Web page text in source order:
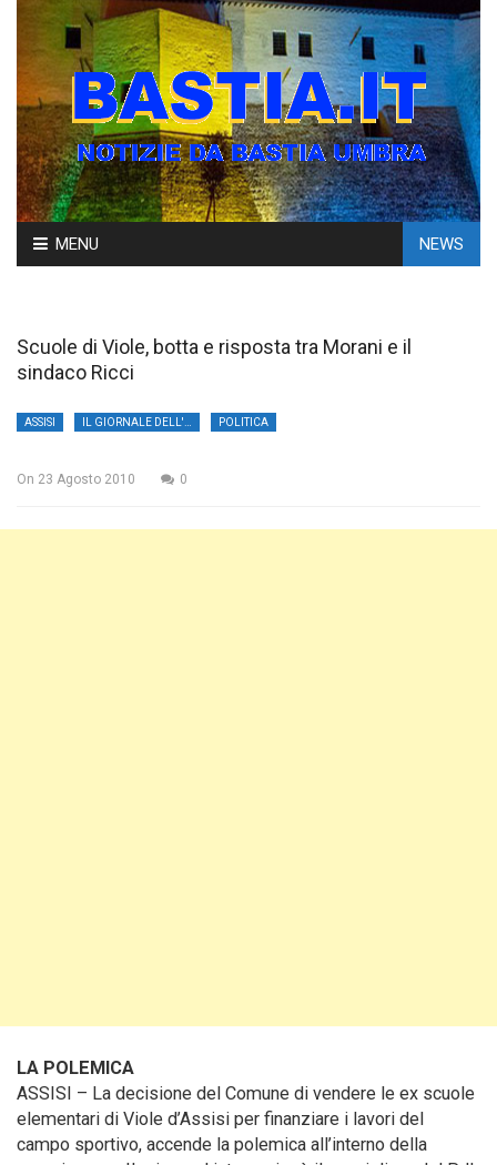
Skip
to
MENU NEWS
Scuole di Viole, botta e risposta tra Morani e il
sindaco Ricci
ASSISI POLITICA
On 23 Agosto 2010 0
LA POLEMICA
ASSISI – La decisione del Comune di vendere le ex scuole
elementari di Viole d’Assisi per finanziare i lavori del
campo sportivo, accende la polemica all’interno della